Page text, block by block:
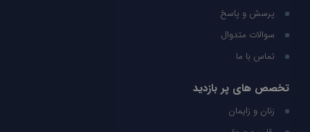
پرسش و پاسخ
سوالات متدوال
تماس با ما
تخصص های پر بازدید
زنان و زایمان